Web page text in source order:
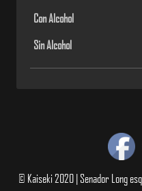
Con Alcohol
Sin Alcohol
© Kaiseki 2020 | Senador Long